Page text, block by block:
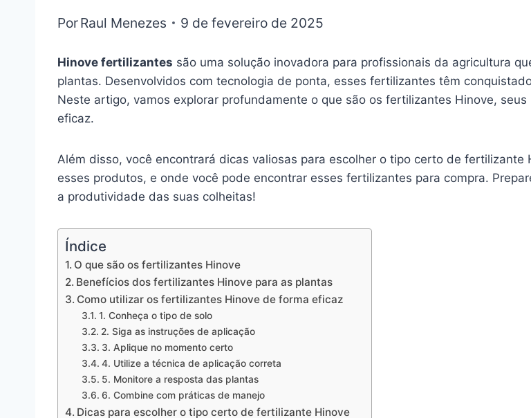
PorRaul Menezes 9 de fevereiro de 2025
Hinove fertilizantes são uma solução inovadora para profissionais da agricultura
plantas. Desenvolvidos com tecnologia de ponta, esses fertilizantes têm
Neste artigo, vamos explorar profundamente o que são os fertilizantes Hinove,
eficaz.
Além disso, você encontrará dicas valiosas para escolher o tipo certo de
esses produtos, e onde você pode encontrar esses fertilizantes para compra.
a produtividade das suas colheitas!
Índice
O que são os fertilizantes Hinove
Benefícios dos fertilizantes Hinove para as plantas
Como utilizar os fertilizantes Hinove de forma eficaz
1. Conheça o tipo de solo
2. Siga as instruções de aplicação
3. Aplique no momento certo
4. Utilize a técnica de aplicação correta
5. Monitore a resposta das plantas
6. Combine com práticas de manejo
Dicas para escolher o tipo certo de fertilizante Hinove